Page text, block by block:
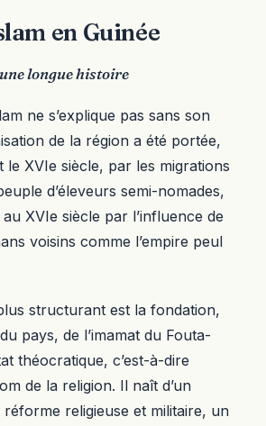
en Guinée
une longue histoire
ne s’explique pas sans son
de la région a été portée,
le XVIe siècle, par les migrations
d’éleveurs semi-nomades,
XVIe siècle par l’influence de
voisins comme l’empire peul
structurant est la fondation,
pays, de l’imamat du Fouta-
théocratique, c’est-à-dire
de la religion. Il naît d’un
religieuse et militaire, un